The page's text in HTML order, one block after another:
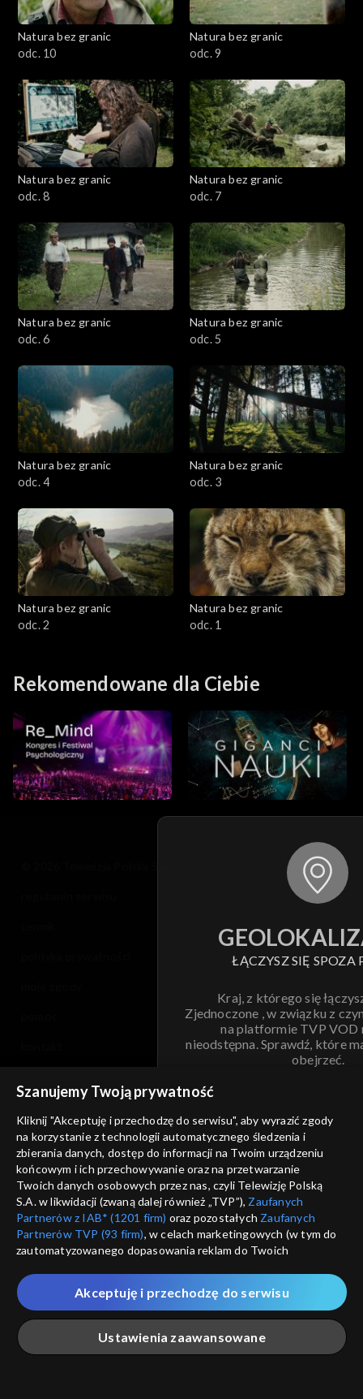
Natura bez granic
odc. 10
Natura bez granic
odc. 9
Natura bez granic
odc. 8
Natura bez granic
odc. 7
Natura bez granic
odc. 6
Natura bez granic
odc. 5
Natura bez granic
odc. 4
Natura bez granic
odc. 3
Natura bez granic
odc. 2
Natura bez granic
odc. 1
Rekomendowane dla Ciebie
ŁĄCZYSZ SIĘ SPOZA
Kraj, z którego się
Zjednoczone , w związku z
na platformie TVP VOD
nieodstępna. Sprawdź, które
obejrzeć.
ANULUJ
informacje o dostawcy usług
Szanujemy Twoją prywatność
Kliknij "Akceptuję i przechodzę do serwisu", aby wyrazić zgody
na korzystanie z technologii automatycznego śledzenia i
zbierania danych, dostęp do informacji na Twoim urządzeniu
końcowym i ich przechowywanie oraz na przetwarzanie
Twoich danych osobowych przez nas, czyli Telewizję Polską
S.A. w likwidacji (zwaną dalej również „TVP”), Zaufanych
Partnerów z IAB* (1201 firm) oraz pozostałych Zaufanych
Partnerów TVP (93 firm), w celach marketingowych (w tym do
zautomatyzowanego dopasowania reklam do Twoich
które wskazujemy poniżej, a także zgody na udostępnianie
przez nas identyfikatora PPID do Google.
Twoje dane osobowe zbierane podczas odwiedzania przez
Ciebie naszych
poszczególnych serwisówzwanych dalej
„Portalem”, w tym informacje zapisywane za pomocą
Ustawienia zaawansowane
Akceptuję i przechodzę do serwisu